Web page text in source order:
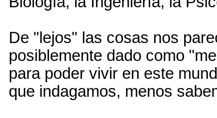
De "lejos" las cosas nos
posiblemente dado como
para poder vivir en este
que indagamos, menos